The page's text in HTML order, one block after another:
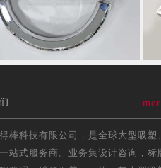
得棒科技有限公司，是全球大型吸塑
站式服务商。业务集设计咨询，标